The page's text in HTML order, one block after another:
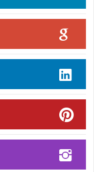
राठौर का
US: